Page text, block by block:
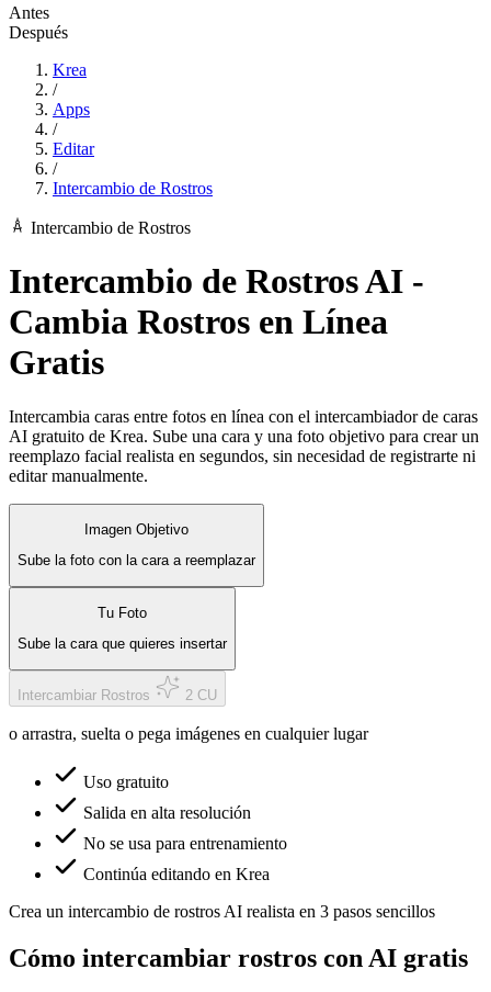
Antes
Después
Krea
/
Apps
/
Editar
/
Intercambio de Rostros
Intercambio de Rostros
Intercambio de Rostros AI -
Cambia Rostros en Línea
Gratis
Intercambia caras entre fotos en línea con el intercambiador de caras
AI gratuito de Krea. Sube una cara y una foto objetivo para crear un
reemplazo facial realista en segundos, sin necesidad de registrarte ni
editar manualmente.
Imagen Objetivo
Sube la foto con la cara a reemplazar
Tu Foto
Sube la cara que quieres insertar
Intercambiar Rostros 2 CU
o arrastra, suelta o pega imágenes en cualquier lugar
Uso gratuito
Salida en alta resolución
No se usa para entrenamiento
Continúa editando en Krea
Crea un intercambio de rostros AI realista en 3 pasos sencillos
Cómo intercambiar rostros con AI gratis